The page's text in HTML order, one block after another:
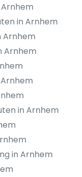
in Arnhem
Arnhem
Arnhem
in Arnhem
in Arnhem